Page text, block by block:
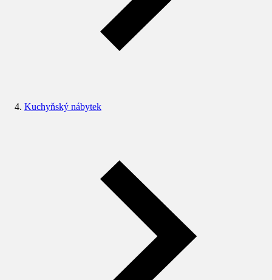
Kuchyňský nábytek